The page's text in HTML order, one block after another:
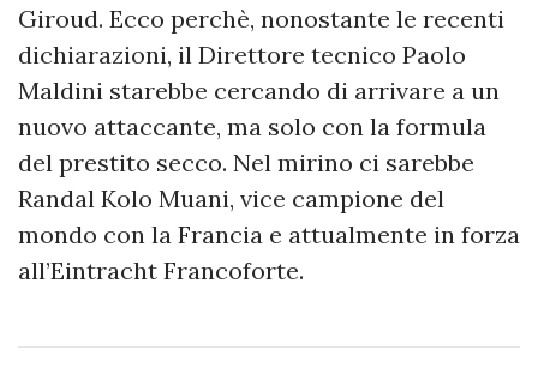
Giroud. Ecco perchè, nonostante le recenti
dichiarazioni, il Direttore tecnico Paolo
Maldini starebbe cercando di arrivare a un
nuovo attaccante, ma solo con la formula
del prestito secco. Nel mirino ci sarebbe
Randal Kolo Muani, vice campione del
mondo con la Francia e attualmente in forza
all’Eintracht Francoforte.